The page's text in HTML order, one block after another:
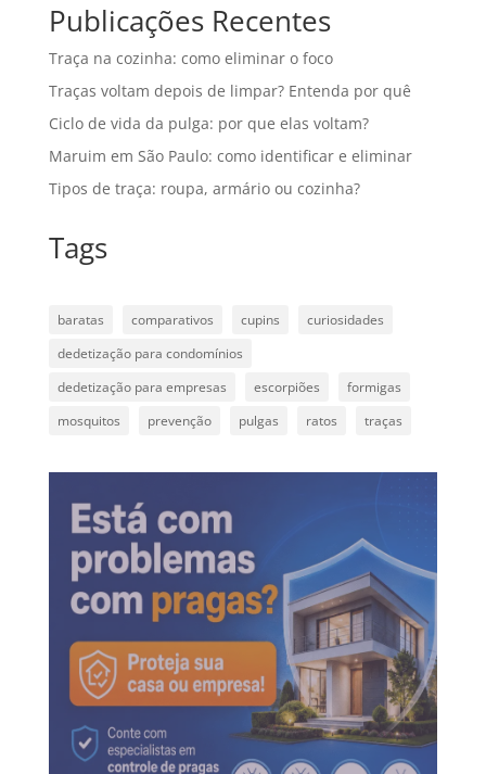
Publicações Recentes
Traça na cozinha: como eliminar o foco
Traças voltam depois de limpar? Entenda por quê
Ciclo de vida da pulga: por que elas voltam?
Maruim em São Paulo: como identificar e eliminar
Tipos de traça: roupa, armário ou cozinha?
Tags
baratas comparativos cupins
curiosidades
dedetização para condomínios
dedetização para empresas
escorpiões
formigas
mosquitos
prevenção pulgas ratos traças